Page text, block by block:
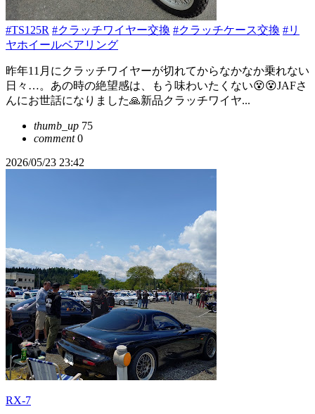
#TS125R #クラッチワイヤー交換 #クラッチケース交換 #リ
ヤホイールベアリング
昨年11月にクラッチワイヤーが切れてからなかなか乗れない
日々…。あの時の絶望感は、もう味わいたくない😵😵JAFさ
んにお世話になりました🙏新品クラッチワイヤ...
thumb_up 75
comment0
2026/05/23 23:42
RX-7